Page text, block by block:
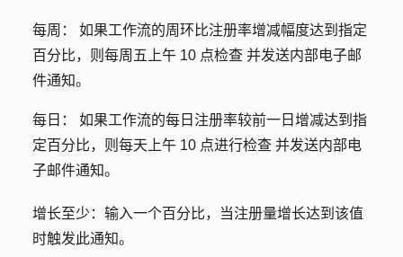
每周： 如果工作流的周环比注册率增减幅度达到指定
百分比，则每周五上午 10 点检查 并发送内部电子邮
件通知。
每日： 如果工作流的每日注册率较前一日增减达到指
定百分比，则每天上午 10 点进行检查 并发送内部电
子邮件通知。
增长至少： 输入一个百分比，当注册量增长达到该值
时触发此通知。